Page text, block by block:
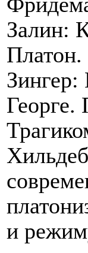
Залин:
Зингер:
Георге.
и